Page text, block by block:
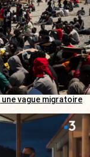
une vague migratoire